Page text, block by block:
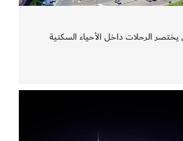
يختصر الرحلات داخل الأحياء السكنية